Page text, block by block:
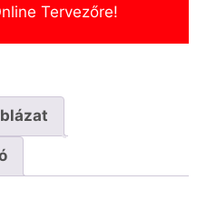
Tervezőre!